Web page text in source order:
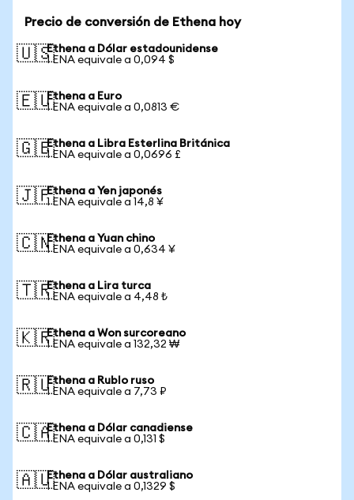
Precio de conversión de Ethena hoy
🇺🇸Ethena a Dólar estadounidense
1 ENA equivale a 0,094 $
🇪🇺Ethena a Euro
1 ENA equivale a 0,0813 €
🇬🇧Ethena a Libra Esterlina Británica
1 ENA equivale a 0,0696 £
🇯🇵Ethena a Yen japonés
1 ENA equivale a 14,8 ¥
🇨🇳Ethena a Yuan chino
1 ENA equivale a 0,634 ¥
🇹🇷Ethena a Lira turca
1 ENA equivale a 4,48 ₺
🇰🇷Ethena a Won surcoreano
1 ENA equivale a 132,32 ₩
🇷🇺Ethena a Rublo ruso
1 ENA equivale a 7,73 ₽
🇨🇦Ethena a Dólar canadiense
1 ENA equivale a 0,131 $
🇦🇺Ethena a Dólar australiano
1 ENA equivale a 0,1329 $